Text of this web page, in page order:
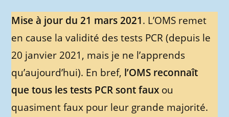
Mise à jour du 21 mars 2021. L’OMS remet
en cause la validité des tests PCR (depuis le
20 janvier 2021, mais je ne l’apprends
qu’aujourd’hui). En bref, l’OMS reconnaît
que tous les tests PCR sont faux ou
quasiment faux pour leur grande majorité.